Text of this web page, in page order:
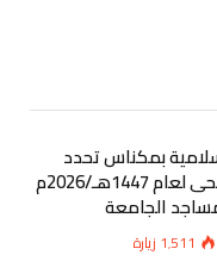
بمكناس تحدد
موعد صلاة عيد الأضحى لعام 1447هـ/2026م
الجامعة
1٬511 زيارة